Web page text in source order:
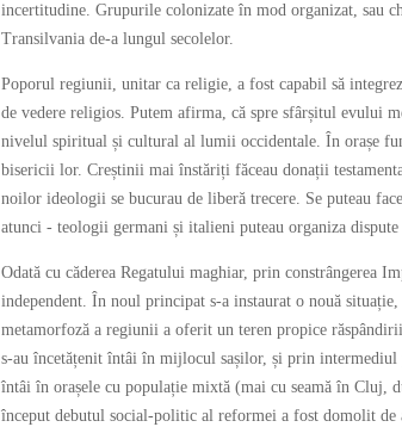
incertitudine. Grupurile colonizate în mod organizat, sau
Transilvania de-a lungul secolelor.
Poporul regiunii, unitar ca religie, a fost capabil să
de vedere religios. Putem afirma, că spre sfârșitul evului
nivelul spiritual și cultural al lumii occidentale. În orașe
bisericii lor. Creștinii mai înstăriți făceau donații
noilor ideologii se bucurau de liberă trecere. Se puteau
atunci - teologii germani și italieni puteau organiza
Odată cu căderea Regatului maghiar, prin constrângerea
independent. În noul principat s-a instaurat o nouă
metamorfoză a regiunii a oferit un teren propice
s-au încetățenit întâi în mijlocul sașilor, și prin
întâi în orașele cu populație mixtă (mai cu seamă în Cluj,
început debutul social-politic al reformei a fost domolit